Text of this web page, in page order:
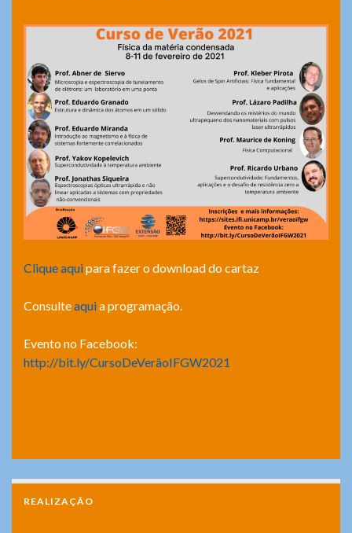
Clique aquipara fazer o download do cartaz
Consulteaquia programação.
Evento no Facebook:
http://bit.ly/CursoDeVerãoIFGW2021
REALIZAÇÃO